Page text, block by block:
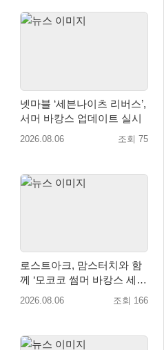
넷마블 ‘세븐나이츠 리버스’,
서머 바캉스 업데이트 실시
2026.08.06 조회 75
로스트아크, 맘스터치와 함
께 ‘모코코 썸머 바캉스 세
트’ 출시
2026.08.06 조회 166